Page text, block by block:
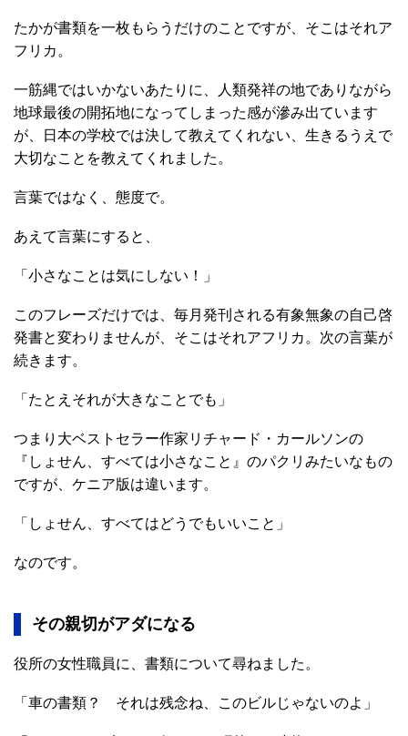
たかが書類を一枚もらうだけのことですが、そこはそれア
フリカ。
一筋縄ではいかないあたりに、人類発祥の地でありながら
地球最後の開拓地になってしまった感が滲み出ています
が、日本の学校では決して教えてくれない、生きるうえで
大切なことを教えてくれました。
言葉ではなく、態度で。
あえて言葉にすると、
「小さなことは気にしない！」
このフレーズだけでは、毎月発刊される有象無象の自己啓
発書と変わりませんが、そこはそれアフリカ。次の言葉が
続きます。
「たとえそれが大きなことでも」
つまり大ベストセラー作家リチャード・カールソンの
『しょせん、すべては小さなこと』のパクリみたいなもの
ですが、ケニア版は違います。
「しょせん、すべてはどうでもいいこと」
なのです。
その親切がアダになる
役所の女性職員に、書類について尋ねました。
「車の書類？ それは残念ね、このビルじゃないのよ」